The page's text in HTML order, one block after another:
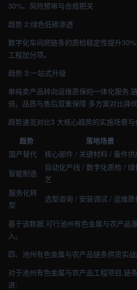
30%。风险预审与合规把关
趋势 2:绿色低碳渗透
数字化车间把链条的质检稳定性提升
工程加分项。
趋势 3:一站式升级
单纯卖产品转向运维质保的一体化服务,
倍。品质与售后双重保障 多方案对比择优
趋势速览对比3 大核心趋势的实施场景与
趋势
落地场景
国产替代
核心部件 / 关键材料 / 备件供
智能制造
自动化产线 / 数字化质检 / 绿
艺
服务化转
型
选型咨询 / 安装调试 / 运维质
基于该数据,可行池州有色金属与农产品
入。
四、池州有色金属与农产品链条供货实
对于池州有色金属与农产品工程项目,链
进: